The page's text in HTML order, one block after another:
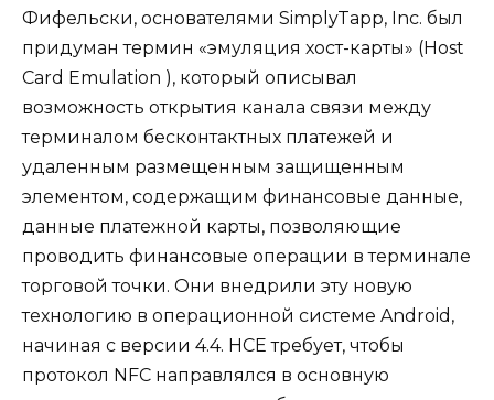
Фифельски, основателями SimplyTapp, Inc. был
придуман термин «эмуляция хост-карты» (Host
Card Emulation ), который описывал
возможность открытия канала связи между
терминалом бесконтактных платежей и
удаленным размещенным защищенным
элементом, содержащим финансовые данные,
данные платежной карты, позволяющие
проводить финансовые операции в терминале
торговой точки. Они внедрили эту новую
технологию в операционной системе Android,
начиная с версии 4.4. HCE требует, чтобы
протокол NFC направлялся в основную